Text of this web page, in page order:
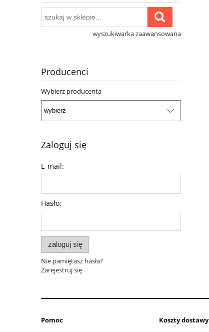
wyszukiwarka zaawansowana
Producenci
Wybierz producenta
Zaloguj się
E-mail:
Hasło:
zaloguj się
Nie pamiętasz hasła?
Zarejestruj się
Pomoc Koszty dostawy